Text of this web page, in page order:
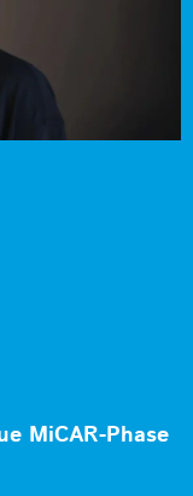
MiCAR-Phase